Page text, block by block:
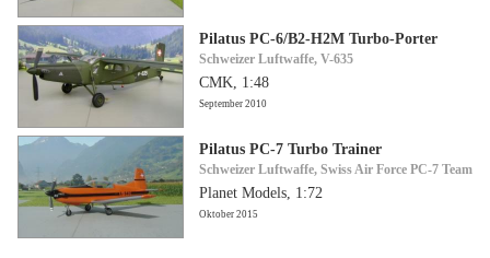
Pilatus PC-6/B2-H2M Turbo-Porter
Schweizer Luftwaffe, V-635
CMK, 1:48
September 2010
Pilatus PC-7 Turbo Trainer
Schweizer Luftwaffe, Swiss Air Force PC-7 Team
Planet Models, 1:72
Oktober 2015